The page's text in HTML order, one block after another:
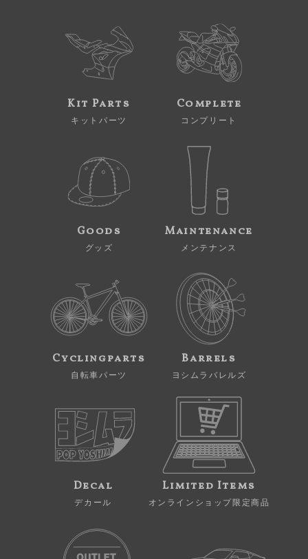
Kit Parts
キットパーツ
Complete
コンプリート
Goods
グッズ
Maintenance
メンテナンス
Cyclingparts
自転車パーツ
Barrels
ヨシムラバレルズ
Decal
デカール
Limited Items
オンラインショップ限定商品